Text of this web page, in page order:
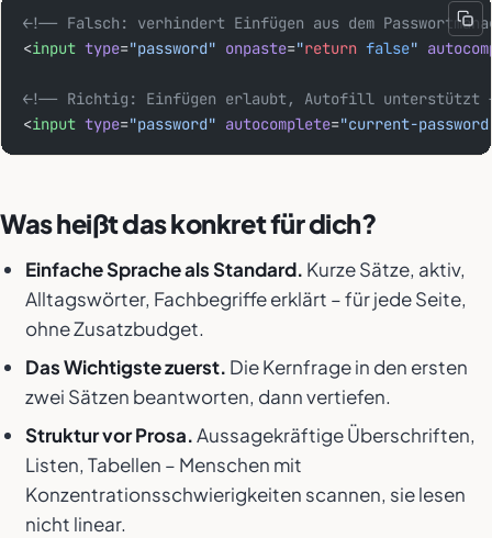
<!-- Falsch: verhindert Einfügen aus dem
<input type="password" onpaste="return false"
<!-- Richtig: Einfügen erlaubt, Autofill unterstützt
<input type="password" autocomplete="current-
Was heißt das konkret für dich?
Einfache Sprache als Standard. Kurze Sätze, aktiv,
Alltagswörter, Fachbegriffe erklärt – für jede Seite,
ohne Zusatzbudget.
Das Wichtigste zuerst. Die Kernfrage in den ersten
zwei Sätzen beantworten, dann vertiefen.
Struktur vor Prosa.Aussagekräftige Überschriften,
Listen, Tabellen – Menschen mit
Konzentrationsschwierigkeiten scannen, sie lesen
nicht linear.